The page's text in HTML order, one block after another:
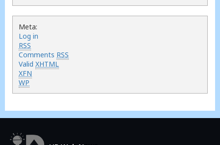
Meta:
Log in
RSS
Comments RSS
Valid XHTML
XFN
WP